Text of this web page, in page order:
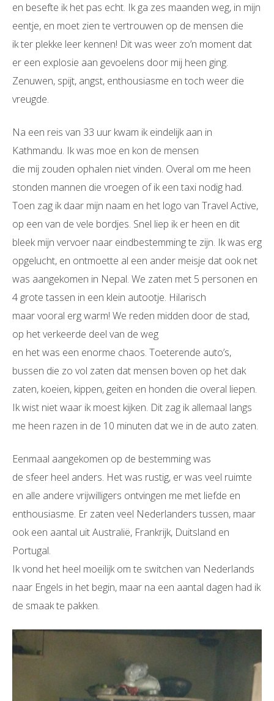
en besefte ik het pas echt. Ik ga zes maanden weg, in mijn
eentje, en moet zien te vertrouwen op de mensen die
ik ter plekke leer kennen! Dit was weer zo’n moment dat
er een explosie aan gevoelens door mij heen ging.
Zenuwen, spijt, angst, enthousiasme en toch weer die
vreugde.
Na een reis van 33 uur kwam ik eindelijk aan in
Kathmandu. Ik was moe en kon de mensen
die mij zouden ophalen niet vinden. Overal om me heen
stonden mannen die vroegen of ik een taxi nodig had.
Toen zag ik daar mijn naam en het logo van Travel Active,
op een van de vele bordjes. Snel liep ik er heen en dit
bleek mijn vervoer naar eindbestemming te zijn. Ik was erg
opgelucht, en ontmoette al een ander meisje dat ook net
was aangekomen in Nepal. We zaten met 5 personen en
4 grote tassen in een klein autootje. Hilarisch
maar vooral erg warm! We reden midden door de stad,
op het verkeerde deel van de weg
en het was een enorme chaos. Toeterende auto’s,
bussen die zo vol zaten dat mensen boven op het dak
zaten, koeien, kippen, geiten en honden die overal liepen.
Ik wist niet waar ik moest kijken. Dit zag ik allemaal langs
me heen razen in de 10 minuten dat we in de auto zaten.
Eenmaal aangekomen op de bestemming was
de sfeer heel anders. Het was rustig, er was veel ruimte
en alle andere vrijwilligers ontvingen me met liefde en
enthousiasme. Er zaten veel Nederlanders tussen, maar
ook een aantal uit Australië, Frankrijk, Duitsland en
Portugal.
Ik vond het heel moeilijk om te switchen van Nederlands
naar Engels in het begin, maar na een aantal dagen had ik
de smaak te pakken.